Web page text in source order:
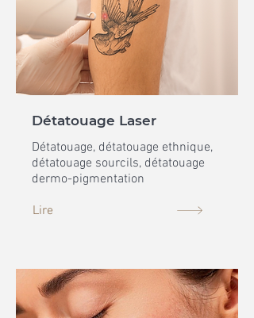
Détatouage Laser
Détatouage, détatouage ethnique,
détatouage sourcils, détatouage
dermo-pigmentation
Lire